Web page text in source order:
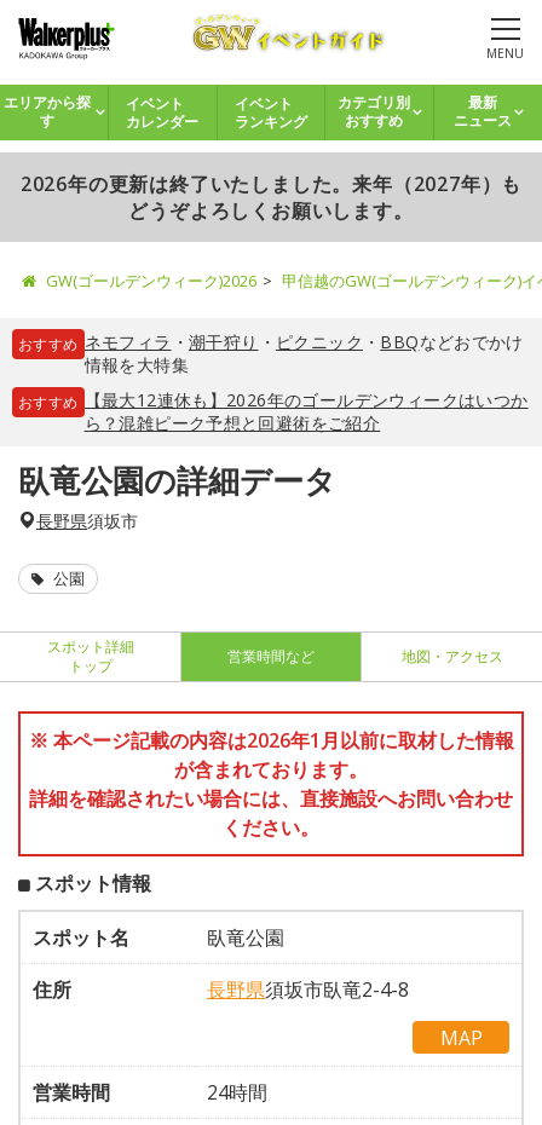
MENU
エリアから探
す
イベント
カレンダー
イベント
ランキング
カテゴリ別
おすすめ
最新
ニュース
2026年の更新は終了いたしました。来年（2027年）も
どうぞよろしくお願いします。
GW(ゴールデンウィーク)2026 甲信越のGW(ゴールデンウィーク)
おすすめ ネモフィラ ・ 潮干狩り ・ ピクニック ・ BBQなどおでかけ
情報を大特集
おすすめ
【最大12連休も】2026年のゴールデンウィークはいつか
ら？混雑ピーク予想と回避術をご紹介
臥竜公園の詳細データ
長野県須坂市
公園
スポット詳細
トップ
営業時間など 地図・アクセス
※ 本ページ記載の内容は2026年1月以前に取材した情報
が含まれております。
詳細を確認されたい場合には、直接施設へお問い合わせ
ください。
スポット情報
スポット名
臥竜公園
住所
長野県須坂市臥竜2-4-8
MAP
営業時間
24時間